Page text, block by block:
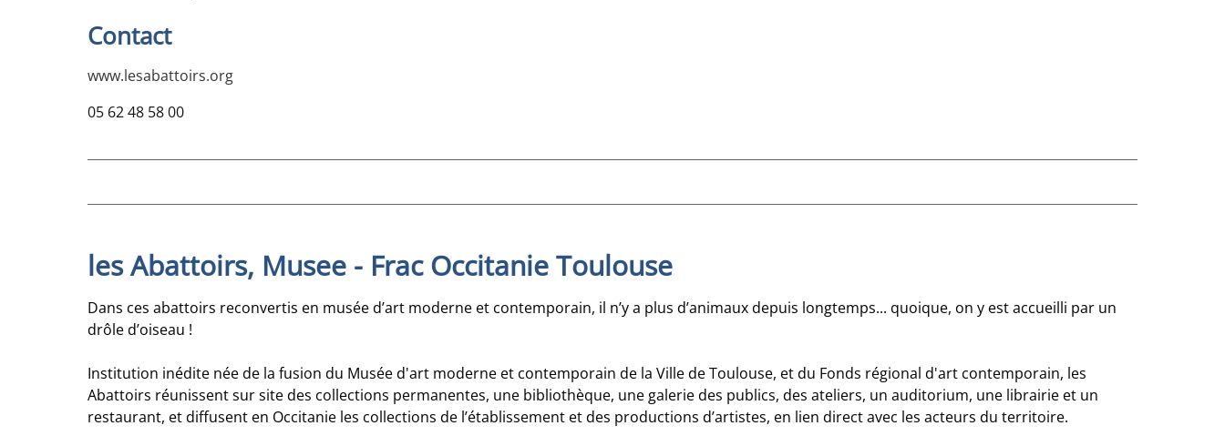
Contact
www.lesabattoirs.org
05 62 48 58 00
les Abattoirs, Musee - Frac Occitanie Toulouse
Dans ces abattoirs reconvertis en musée d’art moderne et contemporain, il n’y a plus d’animaux depuis longtemps... quoique, on y est accueilli par un
drôle d’oiseau !
Institution inédite née de la fusion du Musée d'art moderne et contemporain de la Ville de Toulouse, et du Fonds régional d'art contemporain, les
Abattoirs réunissent sur site des collections permanentes, une bibliothèque, une galerie des publics, des ateliers, un auditorium, une librairie et un
restaurant, et diffusent en Occitanie les collections de l’établissement et des productions d’artistes, en lien direct avec les acteurs du territoire.